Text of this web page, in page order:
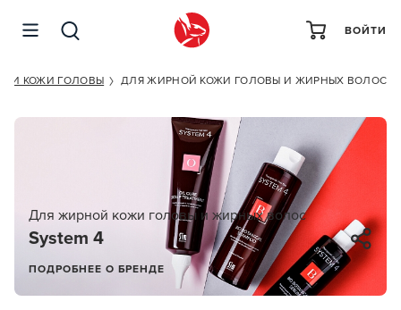
ВОЙТИ
И КОЖИ ГОЛОВЫ ДЛЯ ЖИРНОЙ КОЖИ ГОЛОВЫ И ЖИРНЫХ ВОЛОС
System 4
Для жирной кожи головы и жирных волос
ПОДРОБНЕЕ О БРЕНДЕ